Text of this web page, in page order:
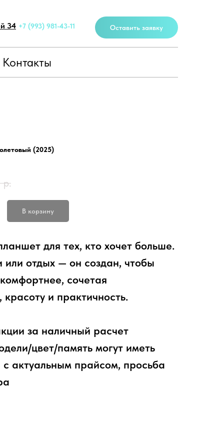
34 +7 (993) 981-43-11 Оставить заявку
Контакты
(2025)
р.
В корзину
для тех, кто хочет больше.
или отдых — он создан, чтобы
сочетая
красоту и практичность.
за наличный расчет
цвет/память могут иметь
актуальным прайсом, просьба